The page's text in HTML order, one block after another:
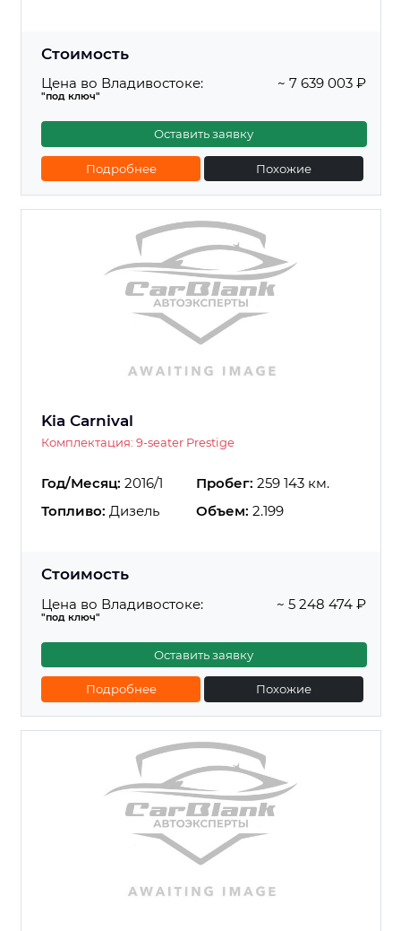
Стоимость
Цена во Владивостоке:
"под ключ"
~ 7 639 003 ₽
Оставить заявку
Подробнее Похожие
Kia Carnival
Комплектация: 9-seater Prestige
Год/Месяц: 2016/1 Пробег: 259 143 км.
Топливо: Дизель Объем: 2.199
Стоимость
Цена во Владивостоке:
"под ключ"
~ 5 248 474 ₽
Оставить заявку
Подробнее Похожие